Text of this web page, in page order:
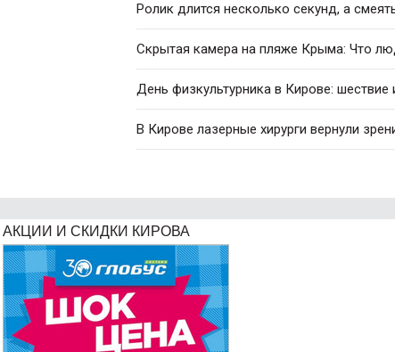
Ролик длится несколько секунд, а
Скрытая камера на пляже Крыма: Что
День физкультурника в Кирове:
В Кирове лазерные хирурги вернули
АКЦИИ И СКИДКИ КИРОВА